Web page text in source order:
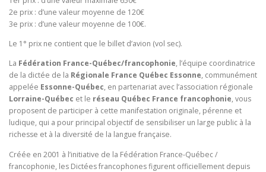
2e prix : d’une valeur moyenne de 120€
3e prix : d’une valeur moyenne de 100€.
Le 1° prix ne contient que le billet d’avion (vol sec).
La Fédération France-Québec/francophonie, l’équipe coordinatrice
de la dictée de la Régionale France Québec Essonne, communément
appelée Essonne-Québec, en partenariat avec l’association régionale
Lorraine-Québec et le réseau Québec France francophonie, vous
proposent de participer à cette manifestation originale, pérenne et
ludique, qui a pour principal objectif de sensibiliser un large public à la
richesse et à la diversité de la langue française.
Créée en 2001 à l’initiative de la Fédération France-Québec /
francophonie, les Dictées francophones figurent officiellement depuis